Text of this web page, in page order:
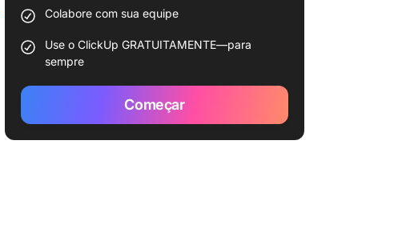
Colabore com sua equipe
Use o ClickUp GRATUITAMENTE—para
sempre
Começar